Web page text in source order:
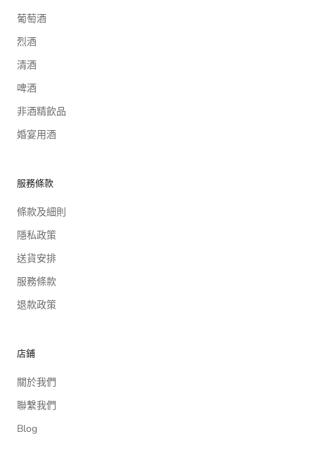
葡萄酒
烈酒
清酒
啤酒
非酒精飲品
婚宴用酒
服務條款
條款及細則
隱私政策
送貨安排
服務條款
退款政策
店鋪
關於我們
聯繫我們
Blog